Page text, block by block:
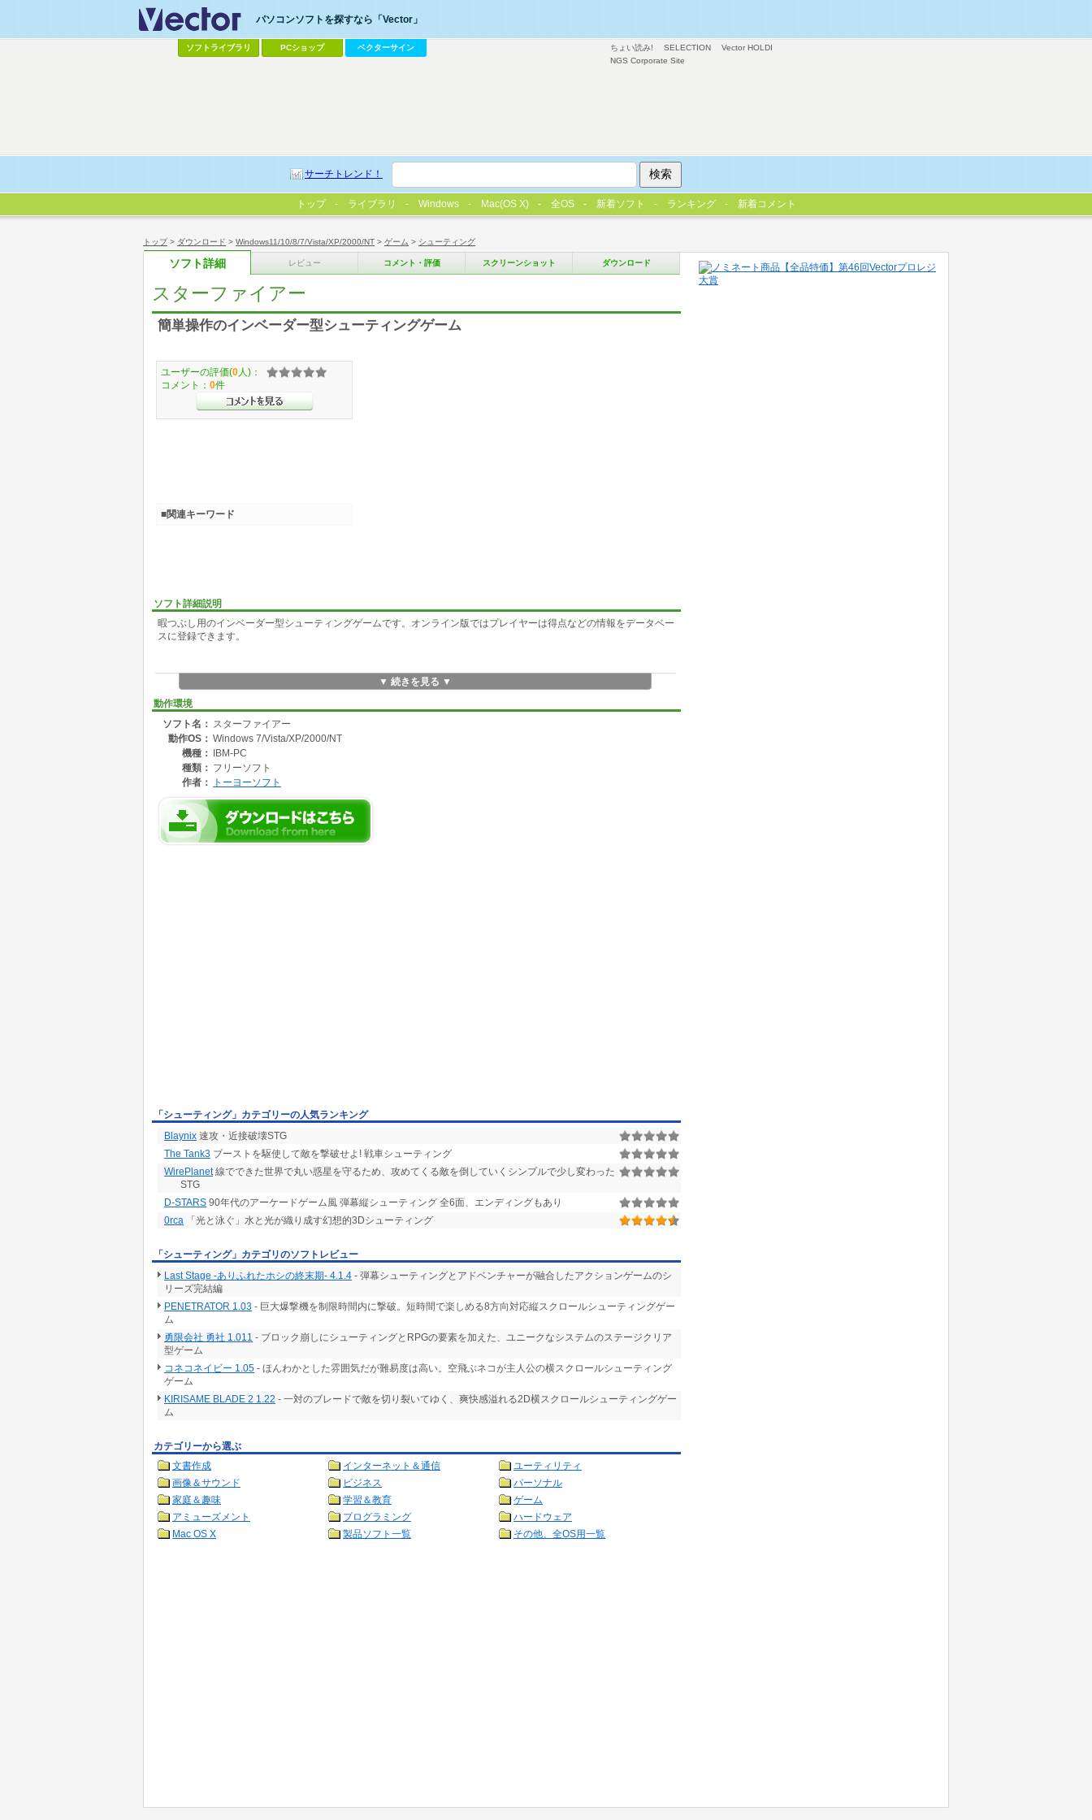
トップ> ダウンロード > Windows11/10/8/7/Vista/XP/2000/NT > ゲーム > シューティング
ソフト詳細 レビュー コメント・評価 スクリーンショット ダウンロード
スターファイアー
簡単操作のインベーダー型シューティングゲーム
ソフト詳細説明
暇つぶし用のインベーダー型シューティングゲームです。オンライン版ではプレイヤーは得点などの情報をデータベー
スに登録できます。
▼ 続きを見る ▼
動作環境
ソフト名： スターファイアー
動作OS： Windows 7/Vista/XP/2000/NT
機種：
IBM-PC
種類： フリーソフト
作者：
トーヨーソフト
ユーザーの評価(0 人)：
コメント： 0件
■関連キーワード
「シューティング」カテゴリーの人気ランキング
Blaynix 速攻・近接破壊STG
The Tank3 ブーストを駆使して敵を撃破せよ! 戦車シューティング
WirePlanet線でできた世界で丸い惑星を守るため、攻めてくる敵を倒していくシンプルで少し変わった
STG
D-STARS 90年代のアーケードゲーム風 弾幕縦シューティング 全6面、エンディングもあり
0rca 「光と泳ぐ」水と光が織り成す幻想的3Dシューティング
「シューティング」カテゴリのソフトレビュー
Last Stage -ありふれたホシの終末期- 4.1.4 - 弾幕シューティングとアドベンチャーが融合したアクションゲームのシ
リーズ完結編
PENETRATOR 1.03 - 巨大爆撃機を制限時間内に撃破。短時間で楽しめる8方向対応縦スクロールシューティングゲー
ム
勇限会社 勇社 1.011 - ブロック崩しにシューティングとRPGの要素を加えた、ユニークなシステムのステージクリア
型ゲーム
コネコネイビー 1.05 - ほんわかとした雰囲気だが難易度は高い。空飛ぶネコが主人公の横スクロールシューティング
ゲーム
KIRISAME BLADE 2 1.22 - 一対のブレードで敵を切り裂いてゆく、爽快感溢れる2D横スクロールシューティングゲー
ム
カテゴリーから選ぶ
文書作成
インターネット＆通信
ユーティリティ
画像＆サウンド
ビジネス
パーソナル
家庭＆趣味
学習＆教育
ゲーム
アミューズメント
プログラミング
ハードウェア
Mac OS X
製品ソフト一覧 その他、全OS用一覧
ちょい読み! SELECTION
Vector HOLDI
NGS Corporate Site
パソコンソフトを探すなら「Vector」
ソフトライブラリ PCショップ ベクターサイン
サーチトレンド！
トップ ライブラリ Windows Mac(OS X) 全OS 新着ソフト ランキング 新着コメント